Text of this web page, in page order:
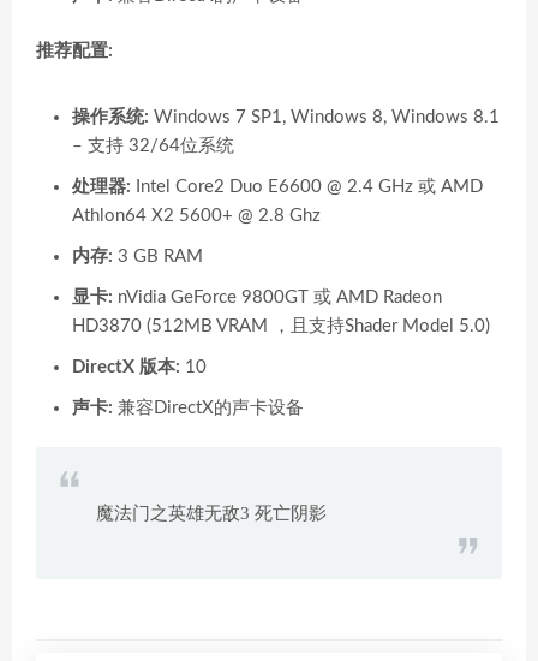
推荐配置:
操作系统: Windows 7 SP1, Windows 8, Windows 8.1
– 支持 32/64位系统
处理器: Intel Core2 Duo E6600 @ 2.4 GHz 或 AMD
Athlon64 X2 5600+ @ 2.8 Ghz
内存: 3 GB RAM
显卡: nVidia GeForce 9800GT 或 AMD Radeon
HD3870 (512MB VRAM ，且支持Shader Model 5.0)
DirectX 版本: 10
声卡: 兼容DirectX的声卡设备
魔法门之英雄无敌3 死亡阴影